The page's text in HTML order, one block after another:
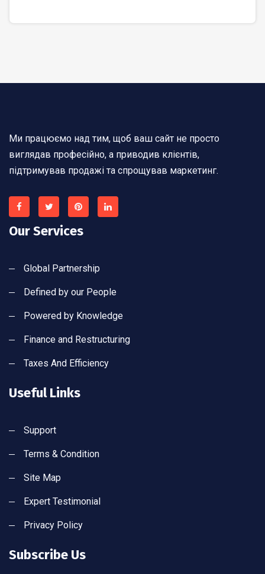
Ми працюємо над тим, щоб ваш сайт не просто
виглядав професійно, а приводив клієнтів,
підтримував продажі та спрощував маркетинг.
Our Services
Global Partnership
Defined by our People
Powered by Knowledge
Finance and Restructuring
Taxes And Efficiency
Useful Links
Support
Terms & Condition
Site Map
Expert Testimonial
Privacy Policy
Subscribe Us